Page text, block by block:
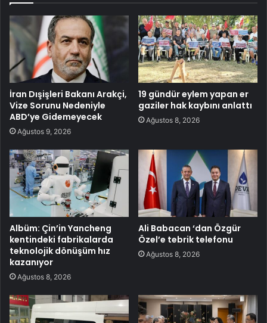
İran Dışişleri Bakanı Arakçi,
Vize Sorunu Nedeniyle
ABD’ye Gidemeyecek
Ağustos 9, 2026
19 gündür eylem yapan er
gaziler hak kaybını anlattı
Ağustos 8, 2026
Albüm: Çin’in Yancheng
kentindeki fabrikalarda
teknolojik dönüşüm hız
kazanıyor
Ağustos 8, 2026
Ali Babacan ‘dan Özgür
Özel’e tebrik telefonu
Ağustos 8, 2026